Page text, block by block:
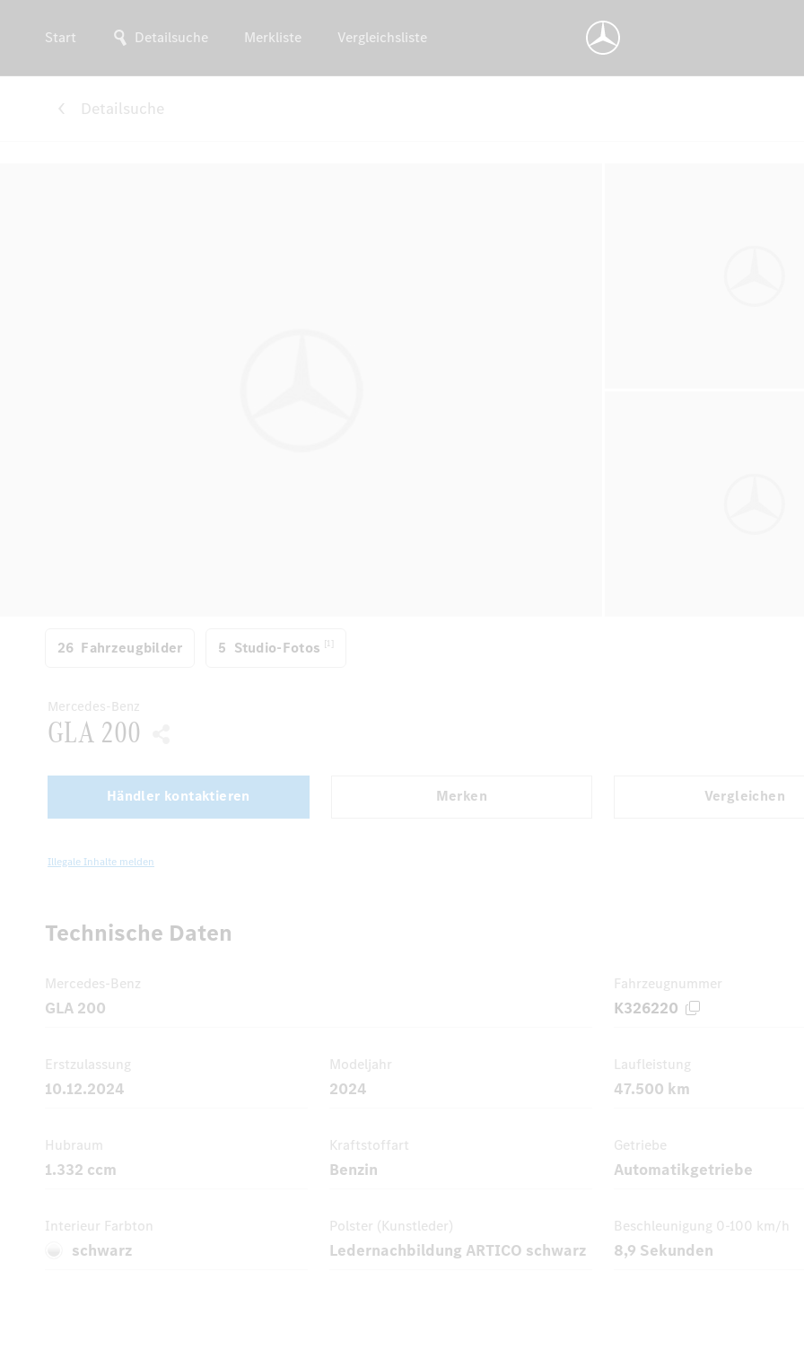
Start Detailsuche Merkliste Vergleichsliste
Detailsuche
26 Fahrzeugbilder 5 Studio-Fotos [1]
Technische Daten
Mercedes-Benz
GLA 200
Fahrzeugnummer
K326220
Erstzulassung
10.12.2024
Modeljahr
2024
Laufleistung
47.500 km
Hubraum
1.332 ccm
Kraftstoffart
Benzin
Getriebe
Automatikgetriebe
Interieur Farbton
schwarz
Polster (Kunstleder)
Ledernachbildung ARTICO schwarz
Beschleunigung 0-100 km/h
8,9 Sekunden
Mercedes-Benz
GLA 200
Händler kontaktieren Merken Vergleichen
Illegale Inhalte melden